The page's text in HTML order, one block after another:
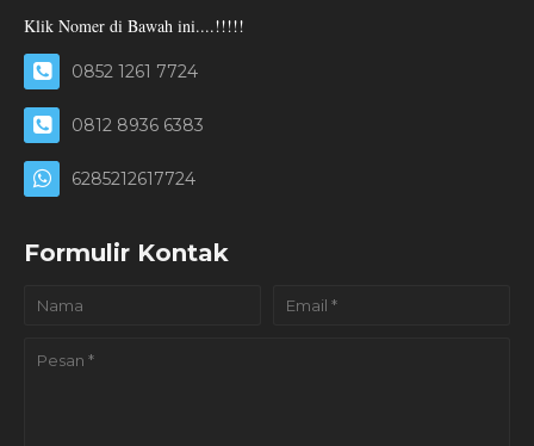
Klik Nomer di Bawah ini....!!!!!
0852 1261 7724
0812 8936 6383
6285212617724
Formulir Kontak